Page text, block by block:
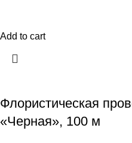
Add to cart
Флористическая
«Черная», 100 м